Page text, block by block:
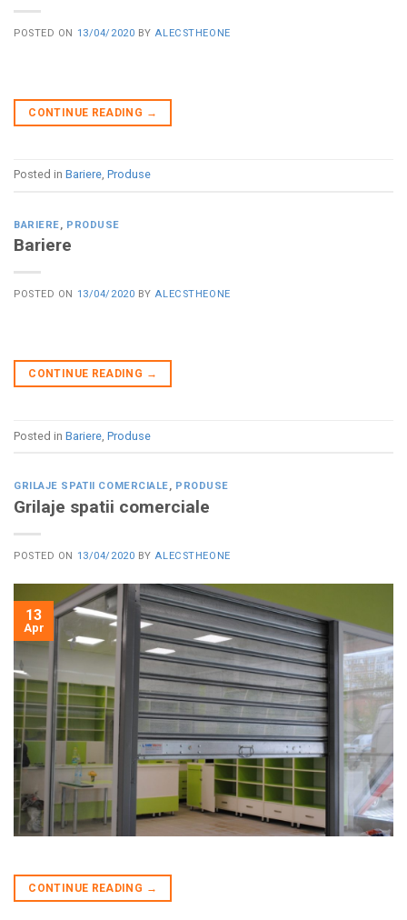
POSTED ON 13/04/2020 BY ALECSTHEONE
CONTINUE READING →
Posted in Bariere Produse
BARIERE, PRODUSE
Bariere
POSTED ON 13/04/2020 BYALECSTHEONE
CONTINUE READING →
Posted in Bariere Produse
GRILAJE SPATII COMERCIALE, PRODUSE
Grilaje spatii comerciale
POSTED ON 13/04/2020 BYALECSTHEONE
13
Apr
CONTINUE READING →